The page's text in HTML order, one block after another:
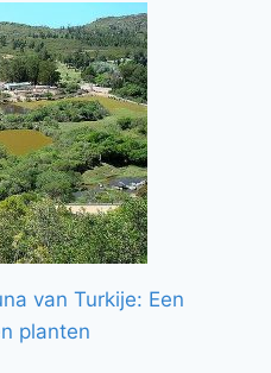
van Turkije: Een
planten